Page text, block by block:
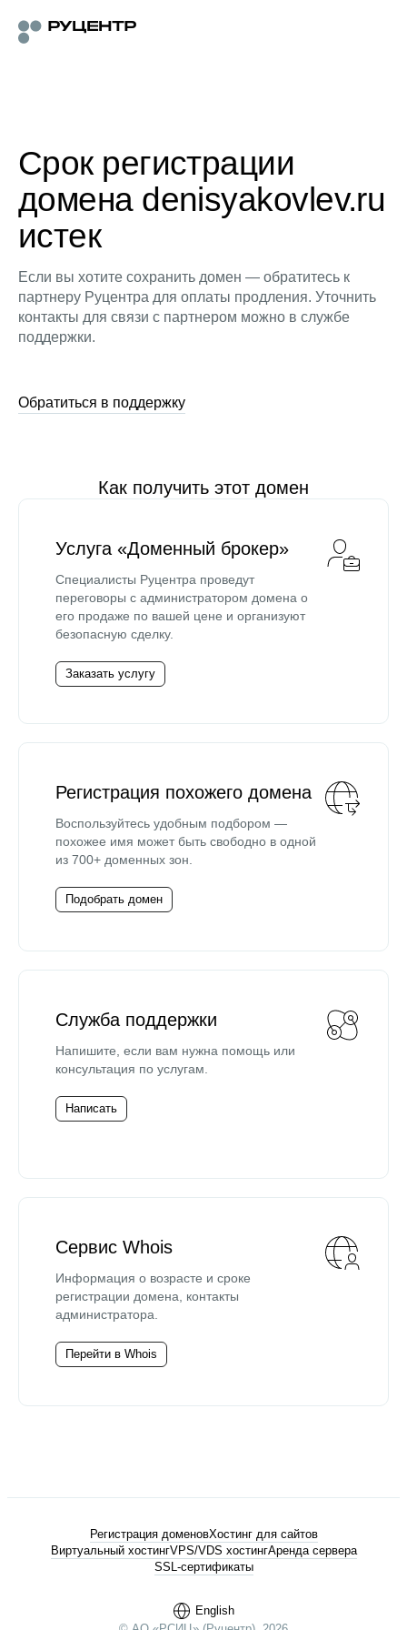
Срок регистрации
домена denisyakovlev.ru
истек
Если вы хотите сохранить домен — обратитесь к
партнеру Руцентра для оплаты продления. Уточнить
контакты для связи с партнером можно в службе
поддержки.
Обратиться в поддержку
Как получить этот домен
Услуга «Доменный брокер»
Специалисты Руцентра проведут
переговоры с администратором домена о
его продаже по вашей цене и организуют
безопасную сделку.
Заказать услугу
Регистрация похожего домена
Воспользуйтесь удобным подбором —
похожее имя может быть свободно в одной
из 700+ доменных зон.
Подобрать домен
Служба поддержки
Напишите, если вам нужна помощь или
консультация по услугам.
Написать
Сервис Whois
Информация о возрасте и сроке
регистрации домена, контакты
администратора.
Перейти в Whois
English
Регистрация доменовХостинг для сайтов
Виртуальный хостингVPS/VDS хостингАренда сервера
SSL-сертификаты